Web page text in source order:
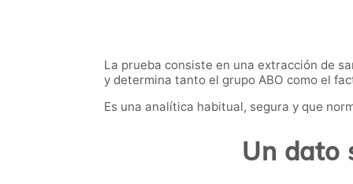
La prueba consiste en una extracción de
y determina tanto el grupo ABO como el
Es una analítica habitual, segura y que
Un dato